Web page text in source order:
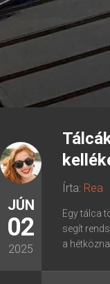
JÚN
02
2025
Írta: Rea
Egy tálca
segít
a